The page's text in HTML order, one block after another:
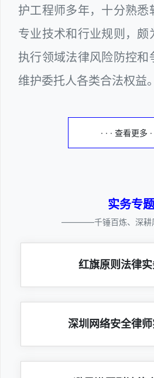
护工程师多年，十分熟悉
专业技术和行业规则，颇
执行领域法律风险防控和
维护委托人各类合法权益。
· · · 查看更多 ·
实务专题
————千锤百炼、深
红旗原则法律
深圳网络安全律